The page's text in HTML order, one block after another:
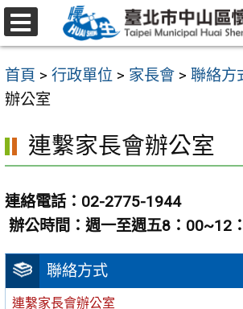
跳
至
要
內
區
首頁 > 行政單位 > 家長會 > 聯絡方
辦公室
聯絡方式
連繫家長會辦公室
連繫家長會辦公室
連絡電話：02-2775-1944
辦公時間：週一至週五8：00~12
選
單